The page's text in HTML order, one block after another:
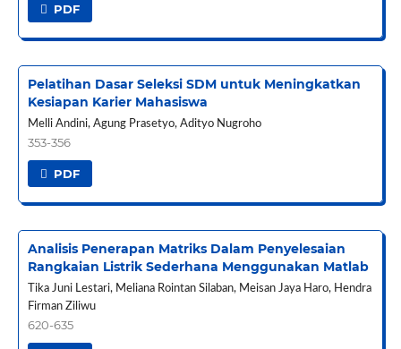
PDF
Pelatihan Dasar Seleksi SDM untuk Meningkatkan
Kesiapan Karier Mahasiswa
Melli Andini, Agung Prasetyo, Adityo Nugroho
353-356
PDF
Analisis Penerapan Matriks Dalam Penyelesaian
Rangkaian Listrik Sederhana Menggunakan Matlab
Tika Juni Lestari, Meliana Rointan Silaban, Meisan Jaya Haro, Hendra
Firman Ziliwu
620-635